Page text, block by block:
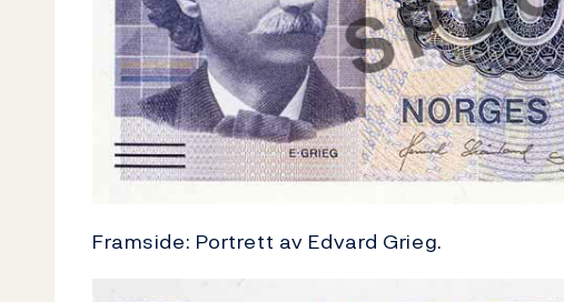
Framside: Portrett av Edvard Grieg.